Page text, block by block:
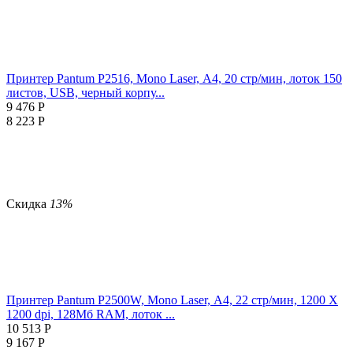
Принтер Pantum P2516, Mono Laser, А4, 20 стр/мин, лоток 150
листов, USB, черный корпу...
9 476 Р
8 223 Р
Скидка 13%
Принтер Pantum P2500W, Mono Laser, А4, 22 стр/мин, 1200 X
1200 dpi, 128Мб RAM, лоток ...
10 513 Р
9 167 Р